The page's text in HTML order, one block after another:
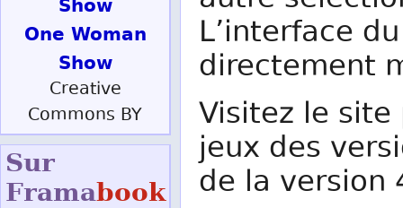
L’interface
directement
Visitez le
jeux des
de la version
One Woman
Show
Creative
Commons BY
Sur
Framabook